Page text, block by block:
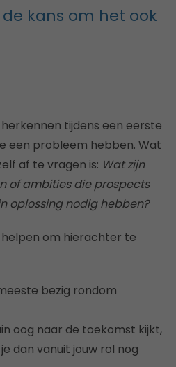
kans om het ook
tijdens een eerste
een probleem hebben. Wat
af te vragen is: Wat zijn
of ambities die prospects
oplossing nodig hebben?
om hierachter te
bezig rondom
oog naar de toekomst kijkt,
dan vanuit jouw rol nog